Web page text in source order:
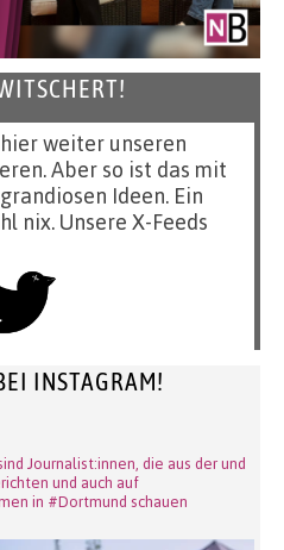
weiter unseren
Aber so ist das mit
Ideen. Ein
nix. Unsere X-Feeds
INSTAGRAM!
Journalist:innen, die aus der und
und auch auf
in #Dortmund schauen